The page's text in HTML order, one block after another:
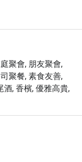
聚會, 朋友聚會,
聚餐, 素食友善,
酒, 香檳, 優雅高貴,